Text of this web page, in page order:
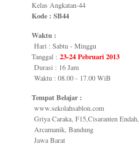
Kelas Angkatan-44
Kode : SB44
Waktu :
Hari : Sabtu - Minggu
Tanggal : 23-24 Pebruari 2013
Durasi : 16 Jam
Waktu : 08.00 - 17.00 WiB
Tempat Belajar :
www.sekolahsablon.com
Griya Caraka, F15,Cisaranten Endah,
Arcamanik, Bandung
Jawa Barat